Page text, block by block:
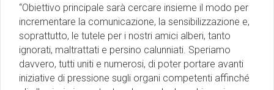
“Obiettivo principale sarà cercare insieme il modo per
incrementare la comunicazione, la sensibilizzazione e,
soprattutto, le tutele per i nostri amici alberi, tanto
ignorati, maltrattati e persino calunniati. Speriamo
davvero, tutti uniti e numerosi, di poter portare avanti
iniziative di pressione sugli organi competenti affinché